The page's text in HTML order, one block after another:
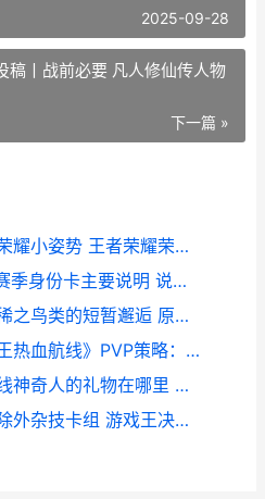
2025-09-28
稿丨战前必要 凡人修仙传人物
下一篇 »
王者荣耀荣耀王者荣耀荣耀小姿势 王者荣耀荣耀王者多少星
香肠派对香肠派队SS8赛季身份卡主要说明 说一说香肠派对
原神【隐藏成就】和珍稀之鸟类的短暂邂逅 原神魈隐藏成就
航海王热血航线《航海王热血航线》PVP策略：梦想和现实的转变 航海王热血航线鬼岛路飞
航海王热血航线热血航线神奇人的礼物在哪里 航海王热血航线鬼岛路飞
游戏王：决斗链接巨龙除外杂技卡组 游戏王决斗链接经典服